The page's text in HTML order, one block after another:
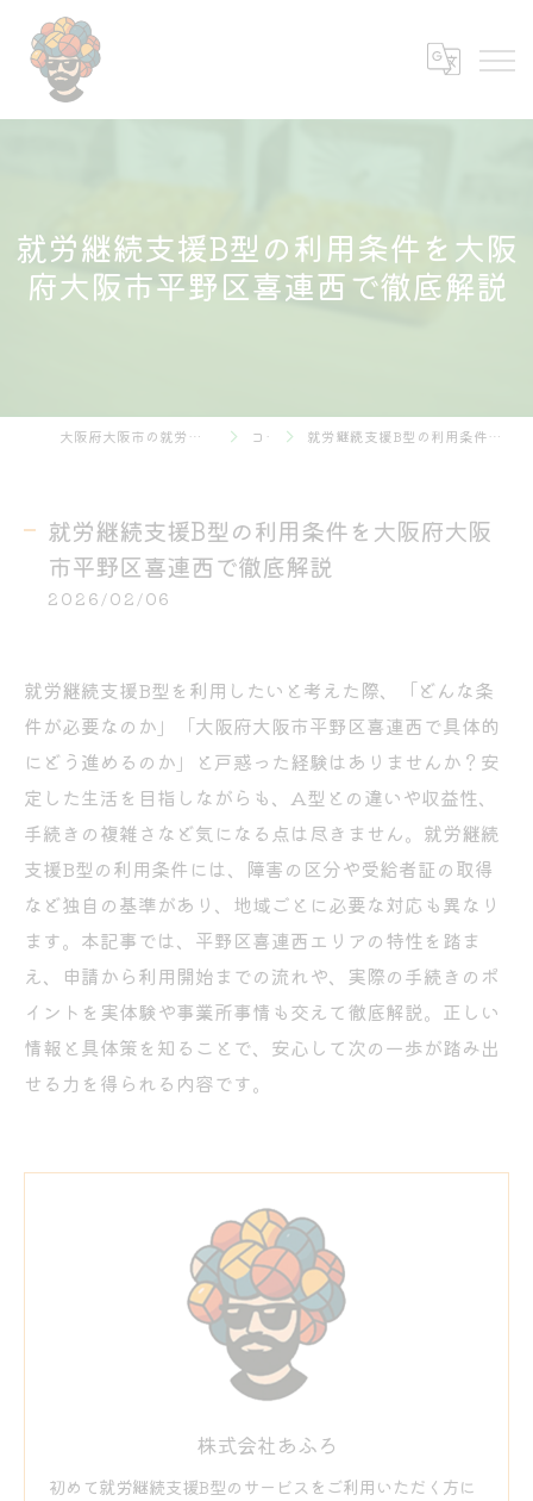
就労継続支援B型の利用条件を大阪
府大阪市平野区喜連西で徹底解説
大阪府大阪市の就労継続支援B型なら株式会社あふろ コラム 就労継続支援B型の利用条件を大阪府大阪市平野区喜連西で徹底解説
就労継続支援B型の利用条件を大阪府大阪
市平野区喜連西で徹底解説
2026/02/06
就労継続支援B型を利用したいと考えた際、「どんな条
件が必要なのか」「大阪府大阪市平野区喜連西で具体的
にどう進めるのか」と戸惑った経験はありませんか？安
定した生活を目指しながらも、A型との違いや収益性、
手続きの複雑さなど気になる点は尽きません。就労継続
支援B型の利用条件には、障害の区分や受給者証の取得
など独自の基準があり、地域ごとに必要な対応も異なり
ます。本記事では、平野区喜連西エリアの特性を踏ま
え、申請から利用開始までの流れや、実際の手続きのポ
イントを実体験や事業所事情も交えて徹底解説。正しい
情報と具体策を知ることで、安心して次の一歩が踏み出
せる力を得られる内容です。
株式会社あふろ
初めて就労継続支援B型のサービスをご利用いただく方に